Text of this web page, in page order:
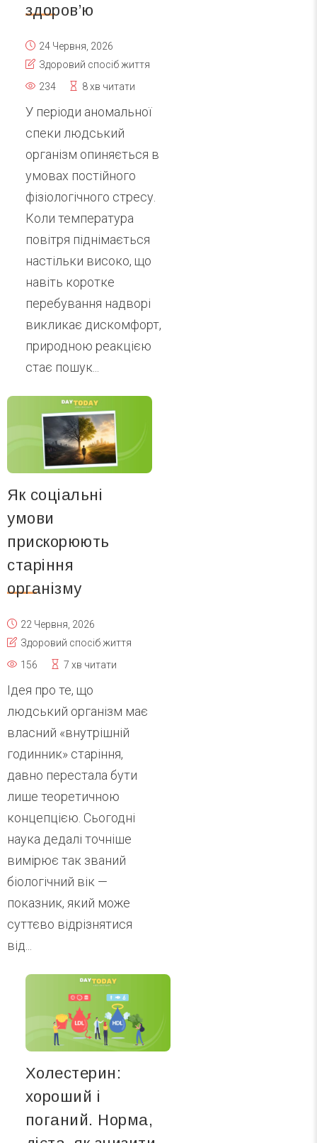
здоров’ю
24 Червня, 2026
Здоровий спосіб життя
234
8 хв читати
У періоди аномальної
спеки людський
організм опиняється в
умовах постійного
фізіологічного стресу.
Коли температура
повітря піднімається
настільки високо, що
навіть коротке
перебування надворі
викликає дискомфорт,
природною реакцією
стає пошук...
Як соціальні
умови
прискорюють
старіння
організму
22 Червня, 2026
Здоровий спосіб життя
156
7 хв читати
Ідея про те, що
людський організм має
власний «внутрішній
годинник» старіння,
давно перестала бути
лише теоретичною
концепцією. Сьогодні
наука дедалі точніше
вимірює так званий
біологічний вік —
показник, який може
суттєво відрізнятися
від...
Холестерин:
хороший і
поганий. Норма,